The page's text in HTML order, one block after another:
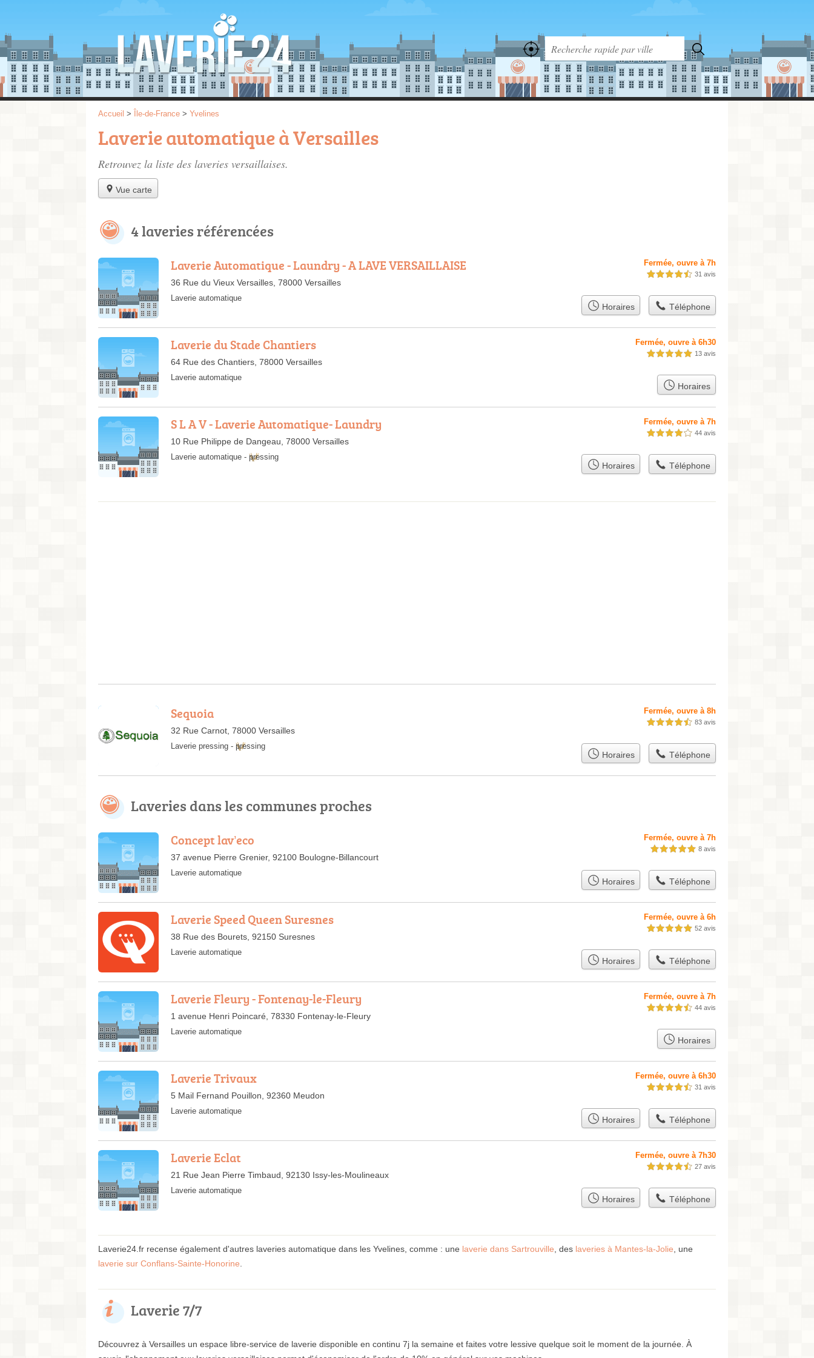
Accueil > Île-de-France > Yvelines
Laverie automatique à Versailles
Retrouvez la liste des laveries versaillaises.
Vue carte
4 laveries référencées
Laverie Automatique - Laundry - A LAVE VERSAILLAISE
36 Rue du Vieux Versailles, 78000 Versailles
Fermée, ouvre à 7h
4,5 étoiles sur 5 31 avis
Laverie automatique
Horaires Téléphone
Laverie du Stade Chantiers
64 Rue des Chantiers, 78000 Versailles
Fermée, ouvre à 6h30
5,0 étoiles sur 5 13 avis
Laverie automatique
Horaires
S L A V - Laverie Automatique- Laundry
10 Rue Philippe de Dangeau, 78000 Versailles
Fermée, ouvre à 7h
4,0 étoiles sur 5 44 avis
Laverie automatique - pressing
Horaires Téléphone
Sequoia
32 Rue Carnot, 78000 Versailles
Fermée, ouvre à 8h
4,5 étoiles sur 5 83 avis
Laverie pressing - pressing
Horaires Téléphone
Laveries dans les communes proches
Concept lav’eco
37 avenue Pierre Grenier, 92100 Boulogne-Billancourt
Fermée, ouvre à 7h
5,0 étoiles sur 5 8 avis
Laverie automatique
Horaires Téléphone
Laverie Speed Queen Suresnes
38 Rue des Bourets, 92150 Suresnes
Fermée, ouvre à 6h
5,0 étoiles sur 5 52 avis
Laverie automatique
Horaires Téléphone
Laverie Fleury - Fontenay-le-Fleury
1 avenue Henri Poincaré, 78330 Fontenay-le-Fleury
Fermée, ouvre à 7h
4,5 étoiles sur 5 44 avis
Laverie automatique
Horaires
Laverie Trivaux
5 Mail Fernand Pouillon, 92360 Meudon
Fermée, ouvre à 6h30
4,5 étoiles sur 5 31 avis
Laverie automatique
Horaires Téléphone
Laverie Eclat
21 Rue Jean Pierre Timbaud, 92130 Issy-les-Moulineaux
Fermée, ouvre à 7h30
4,5 étoiles sur 5 27 avis
Laverie automatique
Horaires Téléphone
Laverie24.fr recense également d'autres laveries automatique dans les Yvelines, comme : une laverie dans Sartrouville , des laveries à Mantes-la-Jolie , une
laverie sur Conflans-Sainte-Honorine
Laverie 7/7
Découvrez à Versailles un espace libre-service de laverie disponible en continu 7j la semaine et faites votre lessive quelque soit le moment de la journée. À